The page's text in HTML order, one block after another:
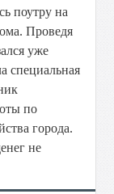
поутру на
Проведя
уже
специальная
по
города.
не